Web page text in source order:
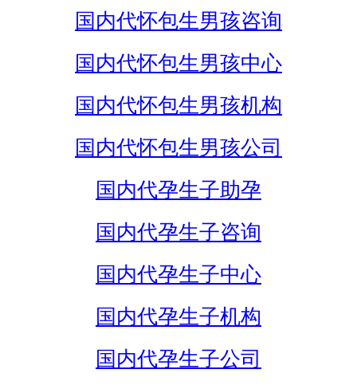
国内代怀包生男孩咨询
国内代怀包生男孩中心
国内代怀包生男孩机构
国内代怀包生男孩公司
国内代孕生子助孕
国内代孕生子咨询
国内代孕生子中心
国内代孕生子机构
国内代孕生子公司